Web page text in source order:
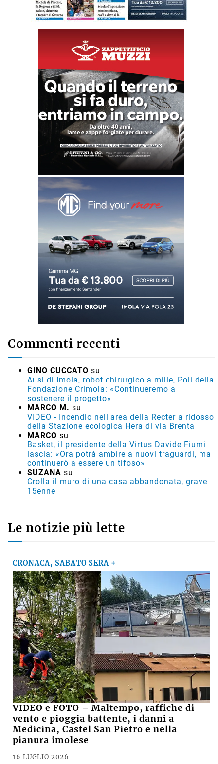
Commenti recenti
GINO CUCCATO su
Ausl di Imola, robot chirurgico a mille, Poli della
Fondazione Crimola: «Continueremo a
sostenere il progetto»
MARCO M. su
VIDEO - Incendio nell'area della Recter a ridosso
della Stazione ecologica Hera di via Brenta
MARCO su
Basket, il presidente della Virtus Davide Fiumi
lascia: «Ora potrà ambire a nuovi traguardi, ma
continuerò a essere un tifoso»
SUZANA su
Crolla il muro di una casa abbandonata, grave
15enne
Le notizie più lette
CRONACA, SABATO SERA +
VIDEO e FOTO – Maltempo, raffiche di
vento e pioggia battente, i danni a
Medicina, Castel San Pietro e nella
pianura imolese
16 LUGLIO 2026